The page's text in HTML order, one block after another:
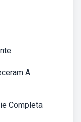
A
Completa